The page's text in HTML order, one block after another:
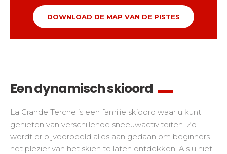
DOWNLOAD DE MAP VAN DE PISTES
Een dynamisch skioord
La Grande Terche is een familie skioord waar u kunt
genieten van verschillende sneeuwactiviteiten. Zo
wordt er bijvoorbeeld alles aan gedaan om beginners
het plezier van het skiën te laten ontdekken! Als u niet